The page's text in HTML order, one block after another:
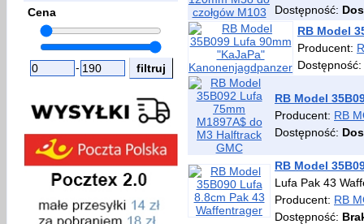
Cena
-
Dostępność:
RB Model
Producent:
Dostępność:
RB Model
Producent: RB
Dostępność:
RB Model
Lufa Pak 43
Producent: RB
Dostępność: